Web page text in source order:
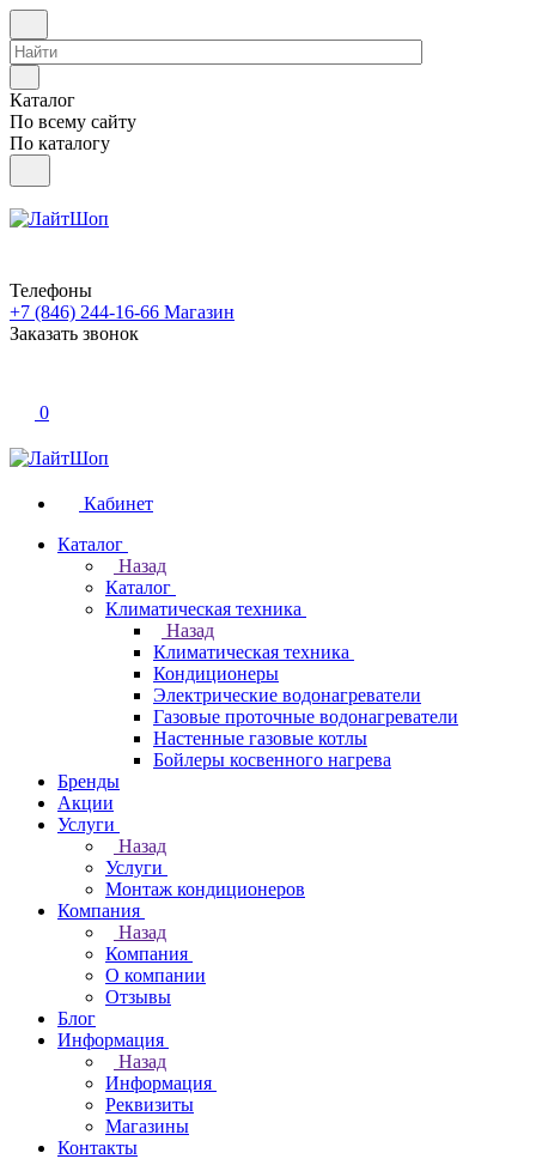
Каталог
По всему сайту
По каталогу
Телефоны
+7 (846) 244-16-66 Магазин
Заказать звонок
0
Кабинет
Каталог
Назад
Каталог
Климатическая техника
Назад
Климатическая техника
Кондиционеры
Электрические водонагреватели
Газовые проточные водонагреватели
Настенные газовые котлы
Бойлеры косвенного нагрева
Бренды
Акции
Услуги
Назад
Услуги
Монтаж кондиционеров
Компания
Назад
Компания
О компании
Отзывы
Блог
Информация
Назад
Информация
Реквизиты
Магазины
Контакты